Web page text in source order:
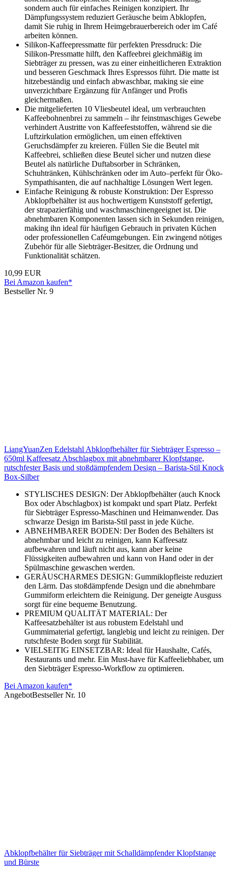
sondern auch für einfaches Reinigen konzipiert. Ihr
Dämpfungssystem reduziert Geräusche beim Abklopfen,
damit Sie ruhig in Ihrem Heimgebrauerbereich oder im Café
arbeiten können.
Silikon-Kaffeepressmatte für perfekten Pressdruck: Die
Silikon-Pressmatte hilft, den Kaffeebrei gleichmäßig im
Siebträger zu pressen, was zu einer einheitlicheren Extraktion
und besseren Geschmack Ihres Espressos führt. Die matte ist
hitzebeständig und einfach abwaschbar, making sie eine
unverzichtbare Ergänzung für Anfänger und Profis
gleichermaßen.
Die mitgelieferten 10 Vliesbeutel ideal, um verbrauchten
Kaffeebohnenbrei zu sammeln – ihr feinstmaschiges Gewebe
verhindert Austritte von Kaffeefeststoffen, während sie die
Luftzirkulation ermöglichen, um einen effektiven
Geruchsdämpfer zu kreieren. Füllen Sie die Beutel mit
Kaffeebrei, schließen diese Beutel sicher und nutzen diese
Beutel als natürliche Duftabsorber in Schränken,
Schuhtränken, Kühlschränken oder im Auto–perfekt für Öko-
Sympathisanten, die auf nachhaltige Lösungen Wert legen.
Einfache Reinigung & robuste Konstruktion: Der Espresso
Abklopfbehälter ist aus hochwertigem Kunststoff gefertigt,
der strapazierfähig und waschmaschinengeeignet ist. Die
abnehmbaren Komponenten lassen sich in Sekunden reinigen,
making ihn ideal für häufigen Gebrauch in privaten Küchen
oder professionellen Caféumgebungen. Ein zwingend nötiges
Zubehör für alle Siebträger-Besitzer, die Ordnung und
Funktionalität schätzen.
10,99 EUR
Bei Amazon kaufen*
Bestseller Nr. 9
LiangYuanZen Edelstahl Abklopfbehälter für Siebträger Espresso –
650ml Kaffeesatz Abschlagbox mit abnehmbarer Klopfstange,
rutschfester Basis und stoßdämpfendem Design – Barista-Stil Knock
Box-Silber
STYLISCHES DESIGN: Der Abklopfbehälter (auch Knock
Box oder Abschlagbox) ist kompakt und spart Platz. Perfekt
für Siebträger Espresso-Maschinen und Heimanwender. Das
schwarze Design im Barista-Stil passt in jede Küche.
ABNEHMBARER BODEN: Der Boden des Behälters ist
abnehmbar und leicht zu reinigen, kann Kaffeesatz
aufbewahren und läuft nicht aus, kann aber keine
Flüssigkeiten aufbewahren und kann von Hand oder in der
Spülmaschine gewaschen werden.
GERÄUSCHARMES DESIGN: Gummiklopfleiste reduziert
den Lärm. Das stoßdämpfende Design und die abnehmbare
Gummiform erleichtern die Reinigung. Der geneigte Ausguss
sorgt für eine bequeme Benutzung.
PREMIUM QUALITÄT MATERIAL: Der
Kaffeesatzbehälter ist aus robustem Edelstahl und
Gummimaterial gefertigt, langlebig und leicht zu reinigen. Der
rutschfeste Boden sorgt für Stabilität.
VIELSEITIG EINSETZBAR: Ideal für Haushalte, Cafés,
Restaurants und mehr. Ein Must-have für Kaffeeliebhaber, um
den Siebträger Espresso-Workflow zu optimieren.
Bei Amazon kaufen*
AngebotBestseller Nr. 10
Abklopfbehälter für Siebträger mit Schalldämpfender Klopfstange
und Bürste